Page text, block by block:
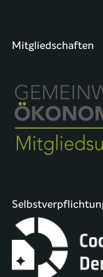
Mitgliedschaften